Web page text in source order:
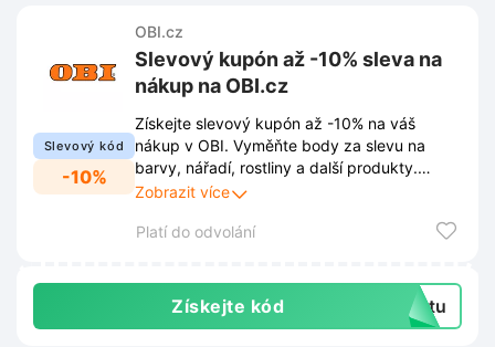
Slevový kód
-10%
OBI.cz
Slevový kupón až -10% sleva na
nákup na OBI.cz
Získejte slevový kupón až -10% na váš
nákup v OBI. Vyměňte body za slevu na
barvy, nářadí, rostliny a další produkty.
Kupóny s různou hodnotou, například 10%,
Aktivujte kupón v aplikaci heyOBI a
Zobrazit více
Platí do odvolání
Získejte kód extu